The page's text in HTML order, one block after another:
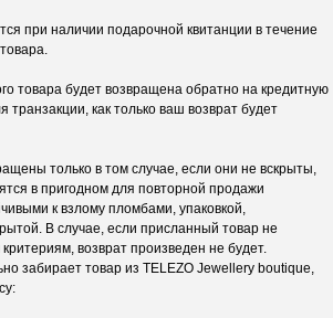
при наличии подарочной квитанции в течение
товара будет возвращена обратно на кредитную
транзакции, как только ваш возврат будет
только в том случае, если они не вскрыты,
в пригодном для повторной продажи
к взлому пломбами, упаковкой,
В случае, если присланный товар не
возврат произведен не будет.
забирает товар из TELEZO Jewellery boutique,